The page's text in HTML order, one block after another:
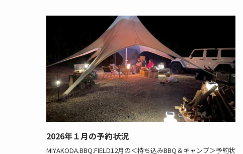
2026年１月の予約状況
MIYAKODA.BBQ.FIELD12月の＜持ち込みBBQ＆キャンプ＞予約状